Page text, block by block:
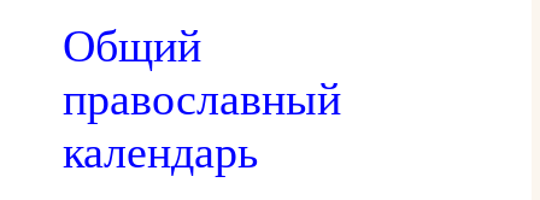
Общий
православный
календарь